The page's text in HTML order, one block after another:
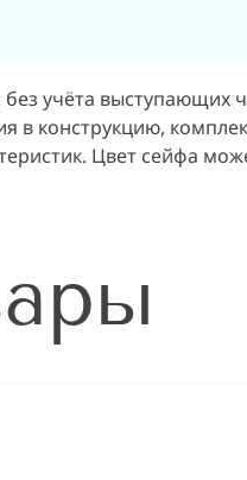
учёта выступающих
в конструкцию,
Цвет сейфа